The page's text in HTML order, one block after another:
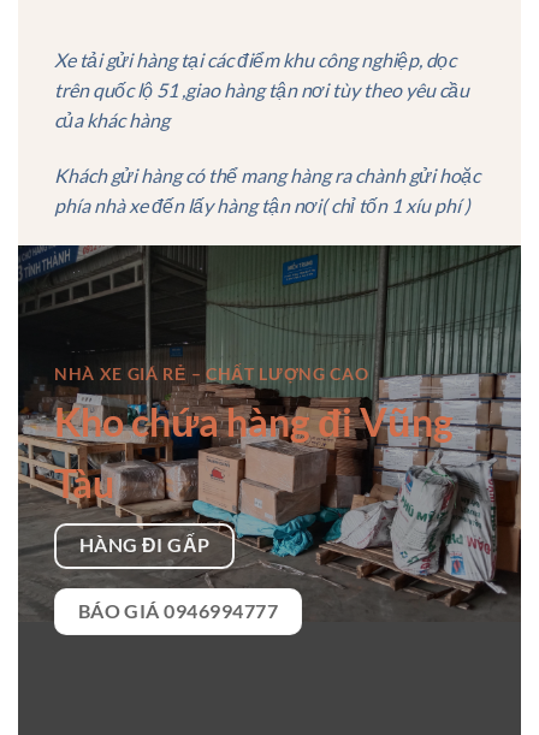
Xe tải gửi hàng tại các điểm khu công nghiệp, dọc
trên quốc lộ 51 ,giao hàng tận nơi tùy theo yêu cầu
của khác hàng
Khách gửi hàng có thể mang hàng ra chành gửi hoặc
phía nhà xe đến lấy hàng tận nơi( chỉ tốn 1 xíu phí )
NHÀ XE GIÁ RẺ – CHẤT LƯỢNG CAO
Kho chứa hàng đi Vũng
Tàu
HÀNG ĐI GẤP
BÁO GIÁ 0946994777